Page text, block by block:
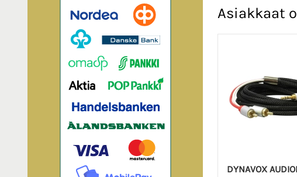
Asiakkaat
DYNAVOX